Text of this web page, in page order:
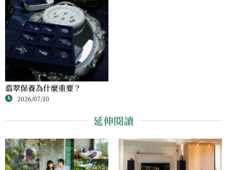
翡翠保養為什麼重要？
2026/07/10
延伸閱讀